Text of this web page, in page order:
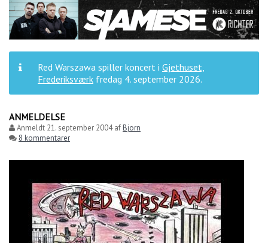
Red Warszawa spiller koncert i Gjethuset,
Frederiksværk fredag 4. september 2026.
ANMELDELSE
Anmeldt 21. september 2004afBjorn
8 kommentarer